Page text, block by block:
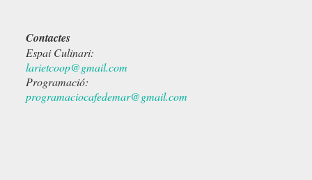
Contactes
Espai Culinari:
larietcoop@gmail.com
Programació:
programaciocafedemar@gmail.com